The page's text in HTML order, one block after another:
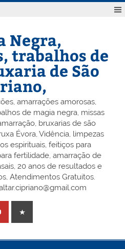
Negra,
trabalhos de
de São
amarrações amorosas,
de magia negra, missas
bruxarias de são
Évora, Vidência, limpezas
espirituais, feitiços para
fertilidade, amarração de
20 anos de resultados e
Atendimentos Gratuitos.